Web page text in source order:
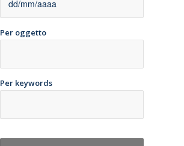
Per oggetto
Per keywords